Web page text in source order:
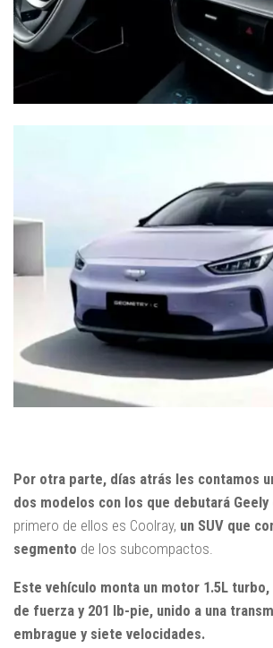
Por otra parte, días atrás les contamos
dos modelos con los que debutará Geely
primero de ellos es Coolray, un SUV que
segmento de los subcompactos.
Este vehículo monta un motor 1.5L turbo,
de fuerza y 201 lb-pie, unido a una
embrague y siete velocidades.